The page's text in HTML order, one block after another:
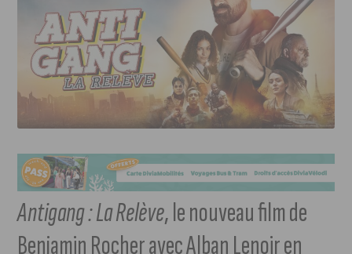
Antigang : La Relève, le nouveau film de
Benjamin Rocher avec Alban Lenoir en